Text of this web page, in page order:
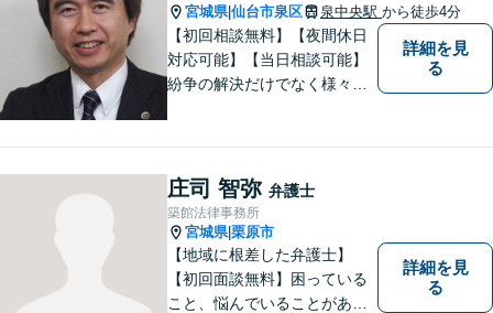
宮城県|仙台市泉区 泉中央駅 から徒歩4分
【初回相談無料】【夜間休日
対応可能】【当日相談可能】
紛争の解決だけでなく様々な
是非一度ご相談ください。
詳細を見
る
庄司 智弥 弁護士
築館法律事務所
宮城県|栗原市
【地域に根差した弁護士】
【初回面談無料】困っている
こと、悩んでいることがあっ
詳細を見
る